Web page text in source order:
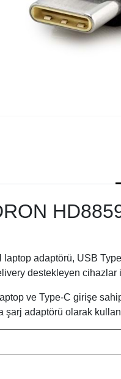
laptop adaptörü, USB
destekleyen cihazlar
ve Type-C girişe
şarj adaptörü olarak